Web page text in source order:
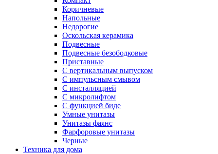
Коричневые
Напольные
Недорогие
Оскольская керамика
Подвесные
Подвесные безободковые
Приставные
С вертикальным выпуском
С импульсным смывом
С инсталляцией
С микролифтом
С функцией биде
Умные унитазы
Унитазы фаянс
Фарфоровые унитазы
Черные
Техника для дома